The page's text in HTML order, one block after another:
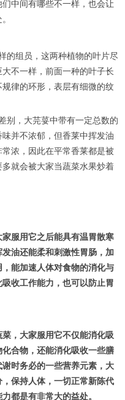
中间有哪些不一样，也会让
的组员，这两种植物的叶片尽
不一样，前面一种的叶子长
律的环形，表层有细微的纹
别，大芫荽中带有一定总数的
并不浓郁，但香莱中挥发油
浓，因此在平常香莱都是被
就会被大家当蔬菜水果炒着
服用它之后能具有温胃散寒
油还能柔和刺激性胃肠，加
能加速人体对食物的消化与
收工作能力，也可以防止胃
，大家服用它不仅能消化吸
合物，还能消化吸收一些膳
时务必的一些营养元素，大
保持人体，一切正常新陈代
都是有非常大的益处。